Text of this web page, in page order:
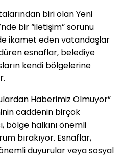
biri olan Yeni
bir “iletişim” sorunu
ikamet eden vatandaşlar
esnaflar, belediye
kendi bölgelerine
Haberimiz Olmuyor”
caddenin birçok
bölge halkını önemli
bırakıyor. Esnaflar,
duyurular veya sosyal